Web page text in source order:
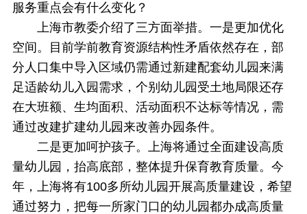
服务重点会有什么变化？
上海市教委介绍了三方面举措。一是更加优化
空间。目前学前教育资源结构性矛盾依然存在，部
分人口集中导入区域仍需通过新建配套幼儿园来满
足适龄幼儿入园需求，个别幼儿园受土地局限还存
在大班额、生均面积、活动面积不达标等情况，需
通过改建扩建幼儿园来改善办园条件。
二是更加呵护孩子。上海将通过全面建设高质
量幼儿园，抬高底部，整体提升保育教育质量。今
年，上海将有100多所幼儿园开展高质量建设，希望
通过努力，把每一所家门口的幼儿园都办成高质量